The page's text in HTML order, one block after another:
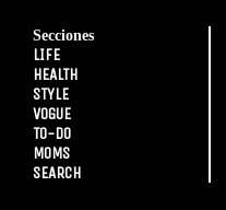
Secciones
LIFE
HEALTH
STYLE
VOGUE
TO-DO
MOMS
SEARCH